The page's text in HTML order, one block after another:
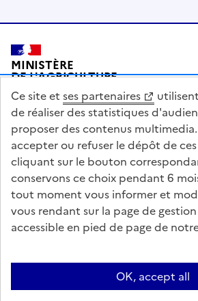
Pied de page
MINISTÈRE
DE L'AGRICULTURE
DE L'AGRO-ALIMENTAIRE
ET DE LA SOUVERAINETÉ
ALIMENTAIRE
legifrance.gouv.fr
info.gouv.fr
service-public.gouv.fr
data.gouv.fr
Questions fréquentes / Contacts
Ce site et ses partenaires
de réaliser des statistiques
proposer des contenus
accepter ou refuser le dépôt de
cliquant sur le bouton
conservons ce choix pendant 6
tout moment vous informer et
vous rendant sur la page de
accessible en pied de page de
OK, accept all